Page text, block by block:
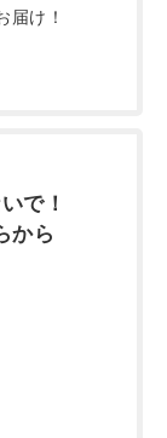
届け！
で！
から